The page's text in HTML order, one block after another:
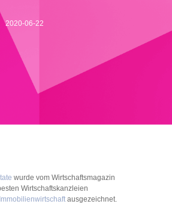
2020-06-22
wurde vom Wirtschaftsmagazin
Wirtschaftskanzleien
Immobilienwirtschaft ausgezeichnet.